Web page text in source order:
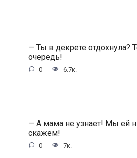
— Ты в декрете отдохнула?
очередь!
0 6.7к.
— А мама не узнает! Мы ей
скажем!
0 7к.